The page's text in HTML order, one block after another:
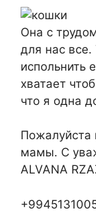
Она с
для нас
испольнить
хватает
что я одна
Пожалуйста
мамы. С
ALVANA